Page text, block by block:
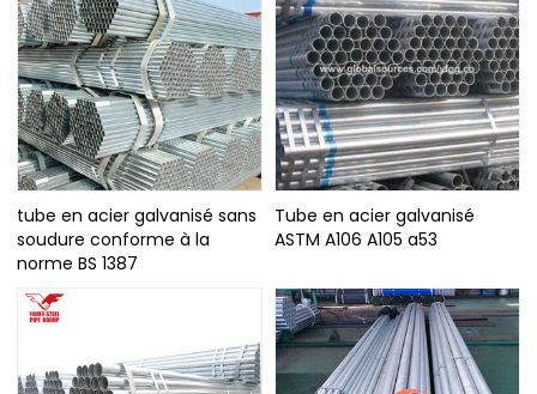
tube en acier galvanisé sans
soudure conforme à la
norme BS 1387
Tube en acier galvanisé
ASTM A106 A105 a53